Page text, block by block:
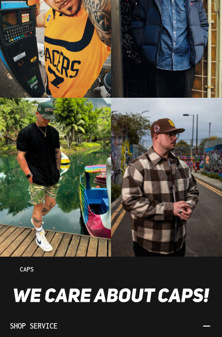
CAPS
SHOP SERVICE